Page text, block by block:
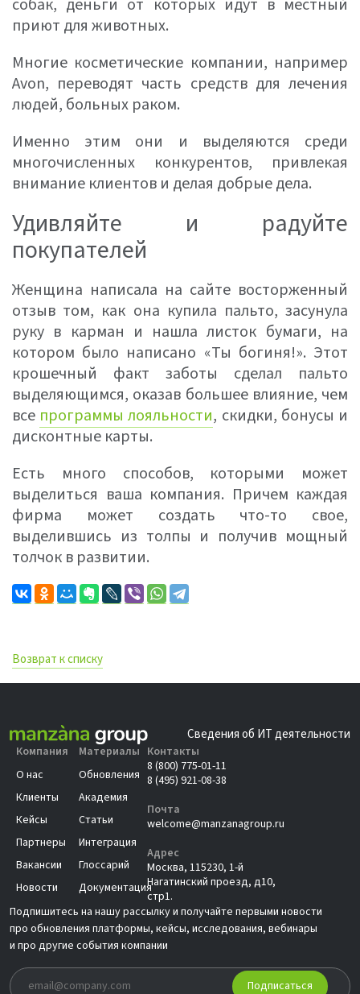
собак, деньги от которых идут в местный
приют для животных.
Многие косметические компании, например
Avon, переводят часть средств для лечения
людей, больных раком.
Именно этим они и выделяются среди
многочисленных конкурентов, привлекая
внимание клиентов и делая добрые дела.
Удивляйте и радуйте
покупателей
Женщина написала на сайте восторженный
отзыв том, как она купила пальто, засунула
руку в карман и нашла листок бумаги, на
котором было написано «Ты богиня!». Этот
крошечный факт заботы сделал пальто
выделяющимся, оказав большее влияние, чем
все программы лояльности, скидки, бонусы и
дисконтные карты.
Есть много способов, которыми может
выделиться ваша компания. Причем каждая
фирма может создать что-то свое,
выделившись из толпы и получив мощный
толчок в развитии.
Возврат к списку
Сведения об ИТ деятельности
Компания
О нас
Клиенты
Кейсы
Партнеры
Вакансии
Новости
Материалы
Обновления
Академия
Статьи
Интеграция
Глоссарий
Документация
Контакты
8 (800) 775-01-11
8 (495) 921-08-38
Почта
welcome@manzanagroup.ru
Адрес
Москва, 115230, 1-й
Нагатинский проезд, д10,
стр1.
Подпишитесь на нашу рассылку и получайте первыми новости
про обновления платформы, кейсы, исследования, вебинары
и про другие события компании
Подписаться